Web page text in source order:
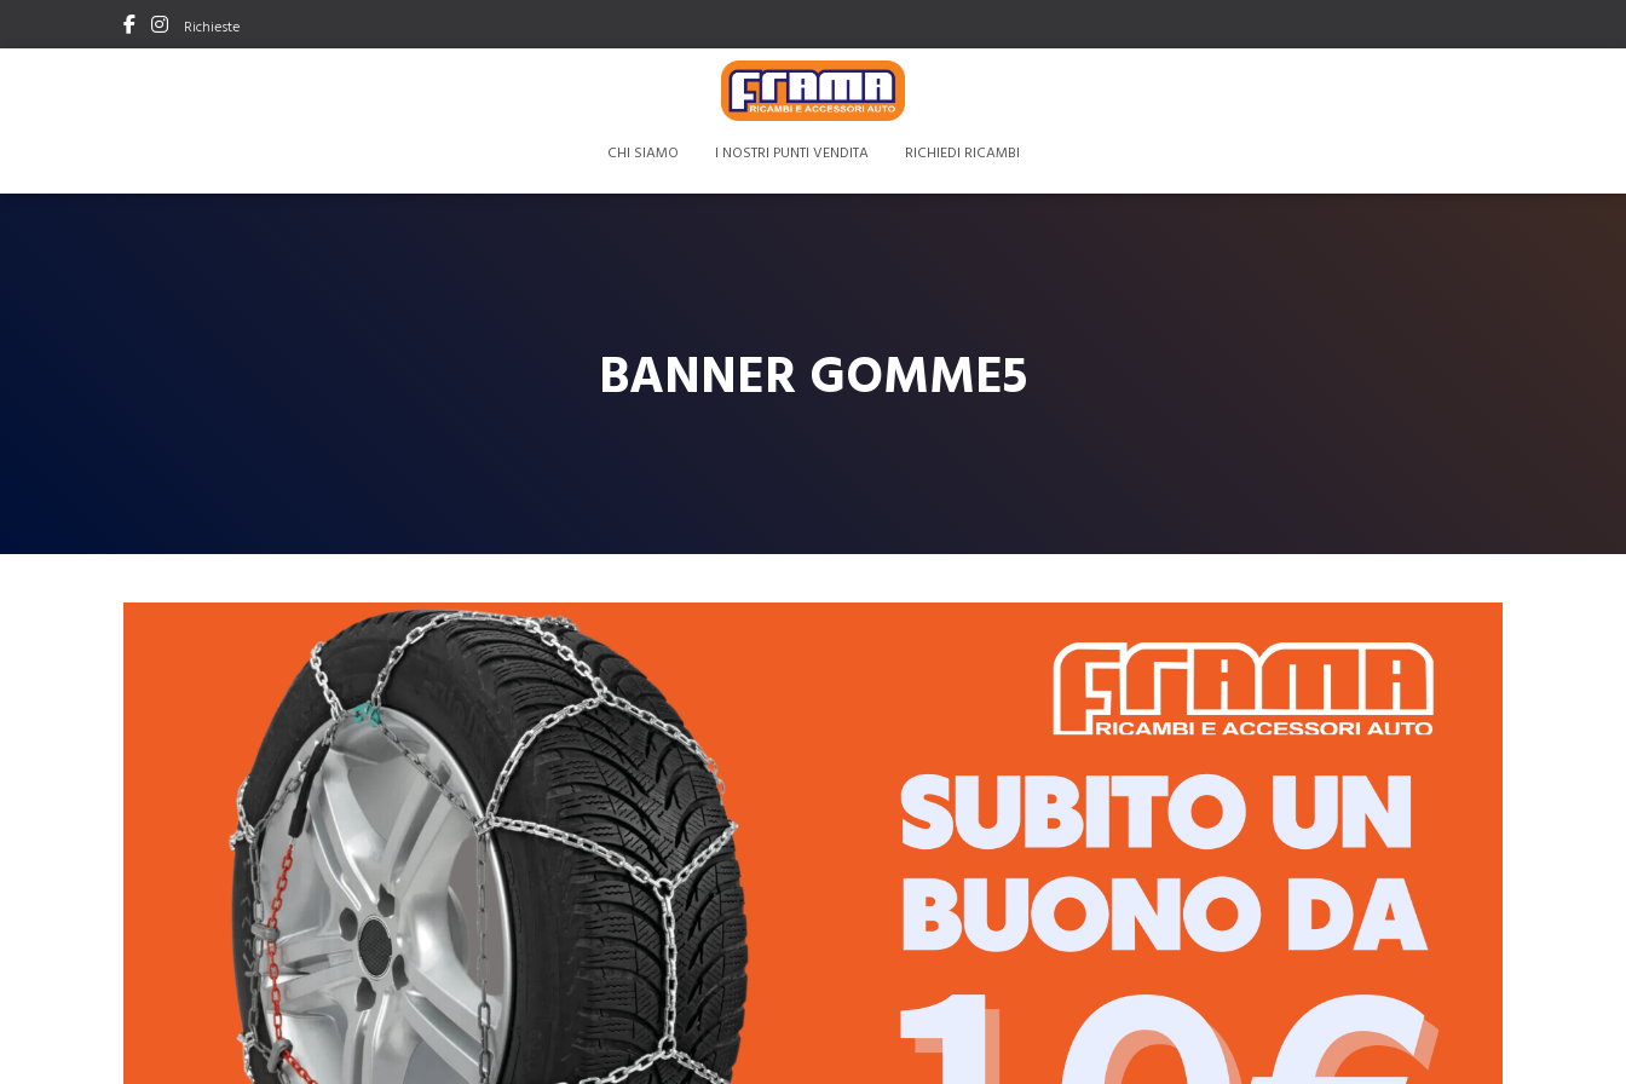
Richieste
CHI SIAMO I NOSTRI PUNTI VENDITA RICHIEDI RICAMBI
BANNER GOMME5